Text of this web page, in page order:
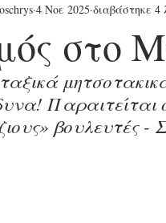
Νέα Τάξη
Ρεπορτάζ
Κοινωνία
στο
4 Νοε 2025 διαβάστηκε 4
βουλευτές -